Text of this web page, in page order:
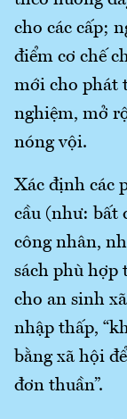
cho các cấp;
điểm cơ chế
mới cho phát
nghiệm, mở
nóng vội.
Xác định các
cầu (như: bất
công nhân,
sách phù hợp
cho an sinh
nhập thấp,
bằng xã hội
đơn thuần”.